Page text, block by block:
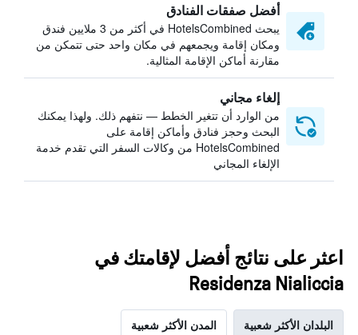
أفضل صفقات الفنادق
يبحث HotelsCombined في أكثر من 3 ملايين فندق
ومكان إقامة ويجمعهم في مكان واحد حتى تتمكن من
مقارنة أماكن الإقامة المثالية.
إلغاء مجاني
من الوارد أن تتغير الخطط — نتفهم ذلك. ولهذا يمكنك
البحث وحجز فنادق وأماكن إقامة على
HotelsCombined من وكالات السفر التي تقدم خدمة
الإلغاء المجاني
اعثر على نتائج أفضل لإقامتك في
Residenza Nialiccia
البلدان الأكثر شعبية المدن الأكثر شعبية